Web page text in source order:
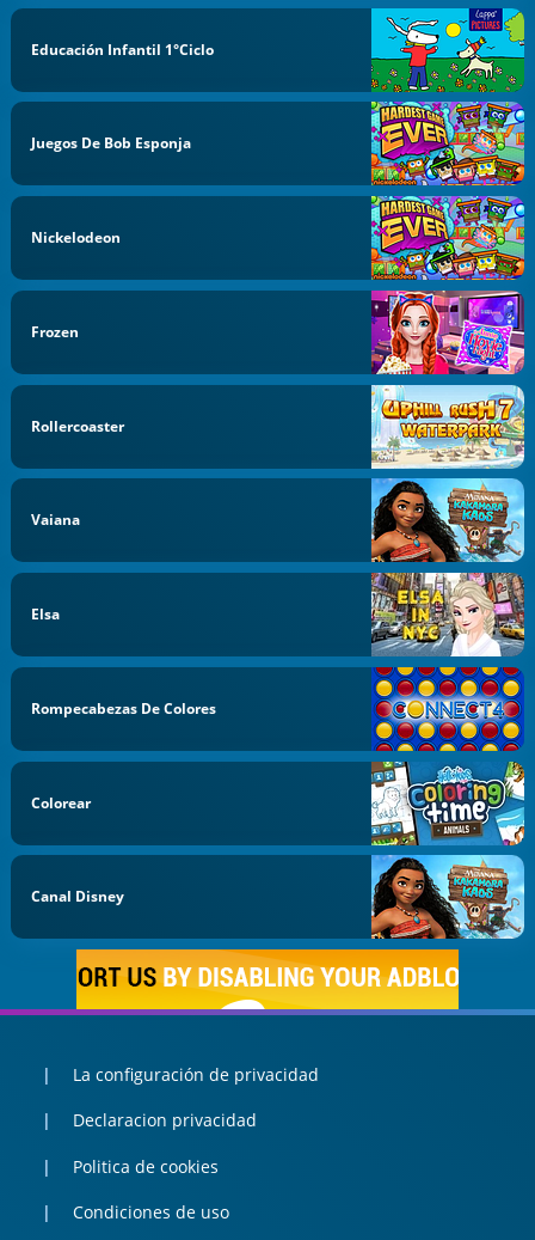
Educación Infantil 1°Ciclo
Juegos De Bob Esponja
Nickelodeon
Frozen
Rollercoaster
Vaiana
Elsa
Rompecabezas De Colores
Colorear
Canal Disney
La configuración de privacidad
Declaracion privacidad
Politica de cookies
Condiciones de uso